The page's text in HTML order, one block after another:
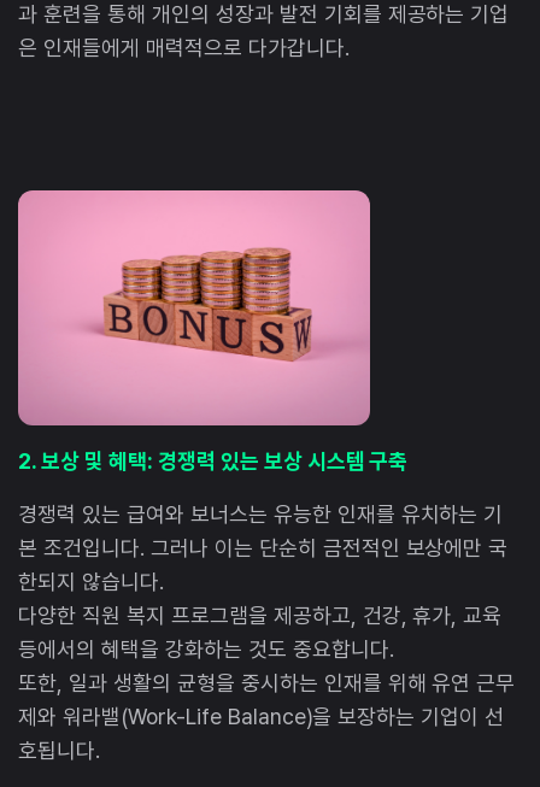
과 훈련을 통해 개인의 성장과 발전 기회를 제공하는 기업
은 인재들에게 매력적으로 다가갑니다.
2. 보상 및 혜택: 경쟁력 있는 보상 시스템 구축
경쟁력 있는 급여와 보너스는 유능한 인재를 유치하는 기
본 조건입니다. 그러나 이는 단순히 금전적인 보상에만 국
한되지 않습니다.
다양한 직원 복지 프로그램을 제공하고, 건강, 휴가, 교육
등에서의 혜택을 강화하는 것도 중요합니다.
또한, 일과 생활의 균형을 중시하는 인재를 위해 유연 근무
제와 워라밸(Work-Life Balance)을 보장하는 기업이 선
호됩니다.